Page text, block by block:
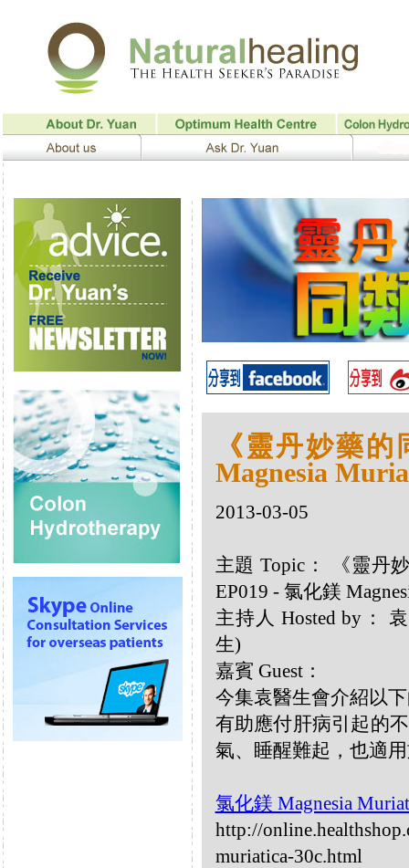
《靈丹妙藥
Magnesia
2013-03-05
主題 Topic： 《靈丹
EP019 - 氯化鎂
主持人 Hosted by：
生)
嘉賓 Guest：
今集袁醫生會介紹以
有助應付肝病引起的
氣、睡醒難起，也適
氯化鎂 Magnesia
http://
muriatica-30c.html